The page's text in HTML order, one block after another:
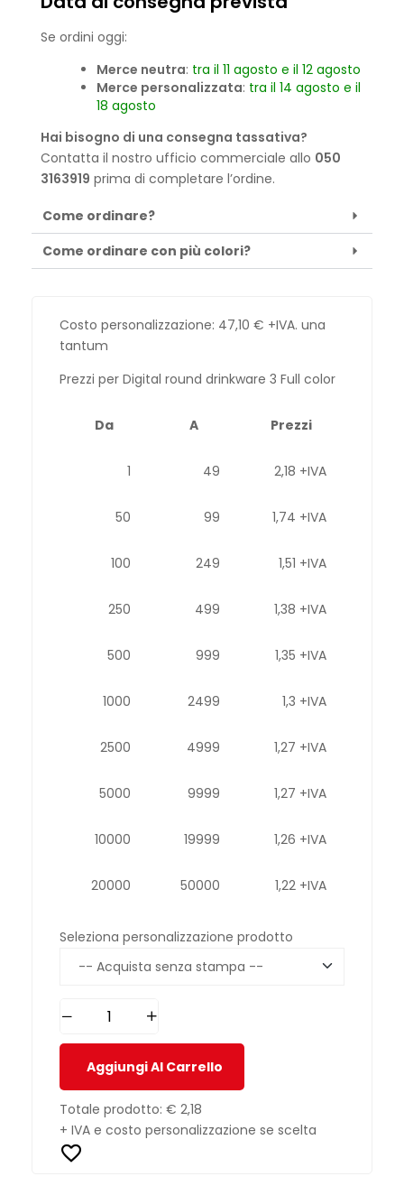
Se ordini oggi:
Merce neutra: tra il 11 agosto e il 12 agosto
Merce personalizzata: tra il 14 agosto e il
18 agosto
Hai bisogno di una consegna tassativa?
Contatta il nostro ufficio commerciale allo 050
3163919 prima di completare l’ordine.
Come ordinare?
Come ordinare con più colori?
Costo personalizzazione: 47,10 € +IVA. una
tantum
Prezzi per Digital round drinkware 3 Full color
Da A Prezzi
1 49 2,18 +IVA
50 99 1,74 +IVA
100 249 1,51 +IVA
250 499 1,38 +IVA
500 999 1,35 +IVA
1000 2499 1,3 +IVA
2500 4999 1,27 +IVA
5000 9999 1,27 +IVA
10000 19999 1,26 +IVA
20000 50000 1,22 +IVA
Seleziona personalizzazione prodotto
Aggiungi Al Carrello
Totale prodotto: € 2,18
+ IVA e costo personalizzazione se scelta